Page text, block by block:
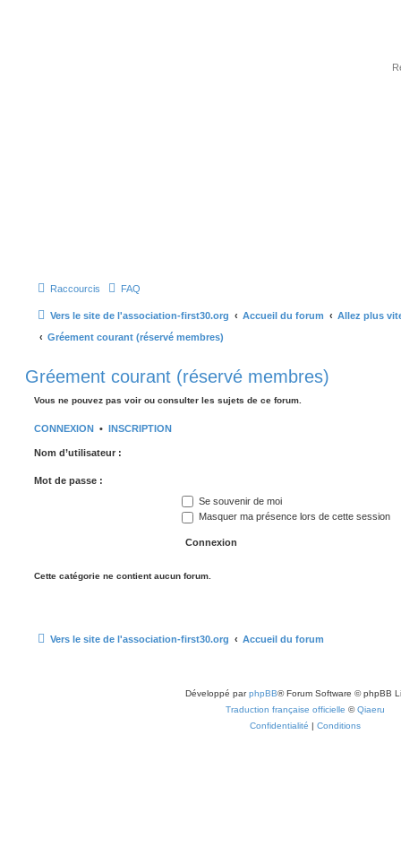
Raccourcis FAQ
Vers le site de l'association-first30.org Accueil du forum
Allez plus
Gréement courant (réservé membres)
Gréement courant (réservé membres)
Vous ne pouvez pas voir ou consulter les sujets de ce forum.
CONNEXION • INSCRIPTION
Nom d’utilisateur :
Mot de passe :
Se souvenir de moi
Masquer ma présence lors de cette session
Cette catégorie ne contient aucun forum.
Vers le site de l'association-first30.org Accueil du forum
Développé parphpBB® Forum Software © phpBB
Traduction française officielle ©Qiaeru
Confidentialité | Conditions